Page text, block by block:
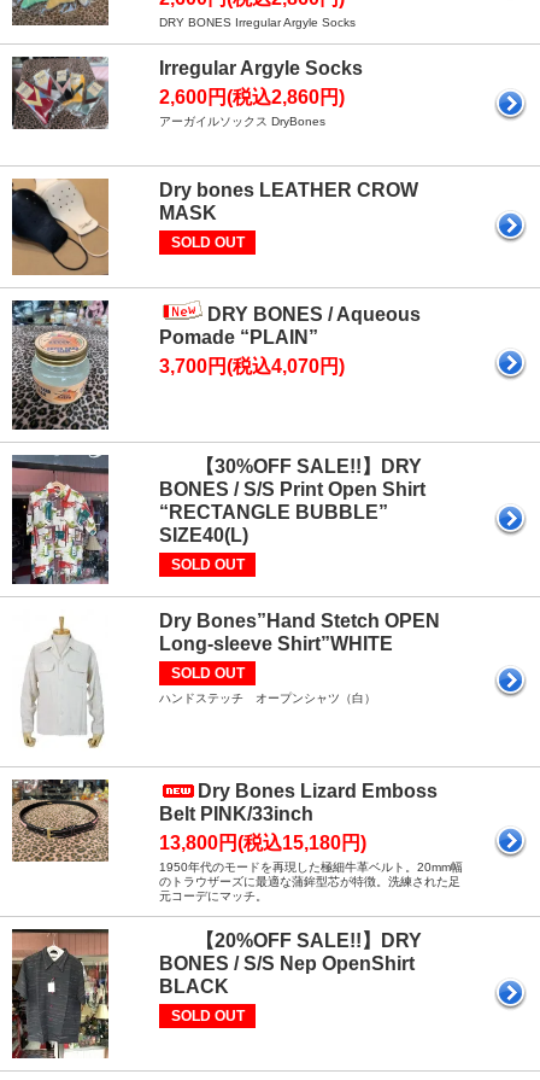
DRY BONES Irregular Argyle Socks
Irregular Argyle Socks
2,600円(税込2,860円)
アーガイルソックス DryBones
Dry bones LEATHER CROW
MASK
SOLD OUT
DRY BONES / Aqueous
Pomade “PLAIN”
3,700円(税込4,070円)
【30%OFF SALE!!】DRY
BONES / S/S Print Open Shirt
“RECTANGLE BUBBLE”
SIZE40(L)
SOLD OUT
Dry Bones”Hand Stetch OPEN
Long-sleeve Shirt”WHITE
SOLD OUT
ハンドステッチ オープンシャツ（白）
Dry Bones Lizard Emboss
Belt PINK/33inch
13,800円(税込15,180円)
1950年代のモードを再現した極細牛革ベルト。20mm幅
のトラウザーズに最適な蒲鉾型芯が特徴。洗練された足
元コーデにマッチ。
【20%OFF SALE!!】DRY
BONES / S/S Nep OpenShirt
BLACK
SOLD OUT